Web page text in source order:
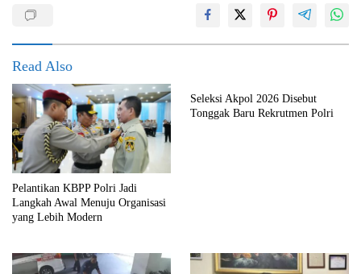
Read Also
Pelantikan KBPP Polri Jadi
Langkah Awal Menuju Organisasi
yang Lebih Modern
Seleksi Akpol 2026 Disebut
Tonggak Baru Rekrutmen Polri